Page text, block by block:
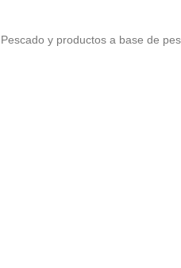
y productos a base de